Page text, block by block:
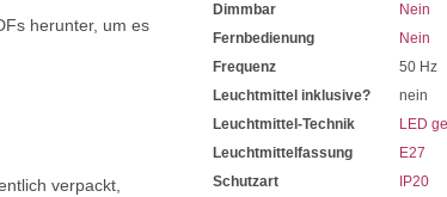
herunter, um es
verpackt,
Dimmbar
Nein
Fernbedienung
Nein
Frequenz
50 Hz
Leuchtmittel inklusive?
nein
Leuchtmittel-Technik
LED
Leuchtmittelfassung
E27
Schutzart
IP20